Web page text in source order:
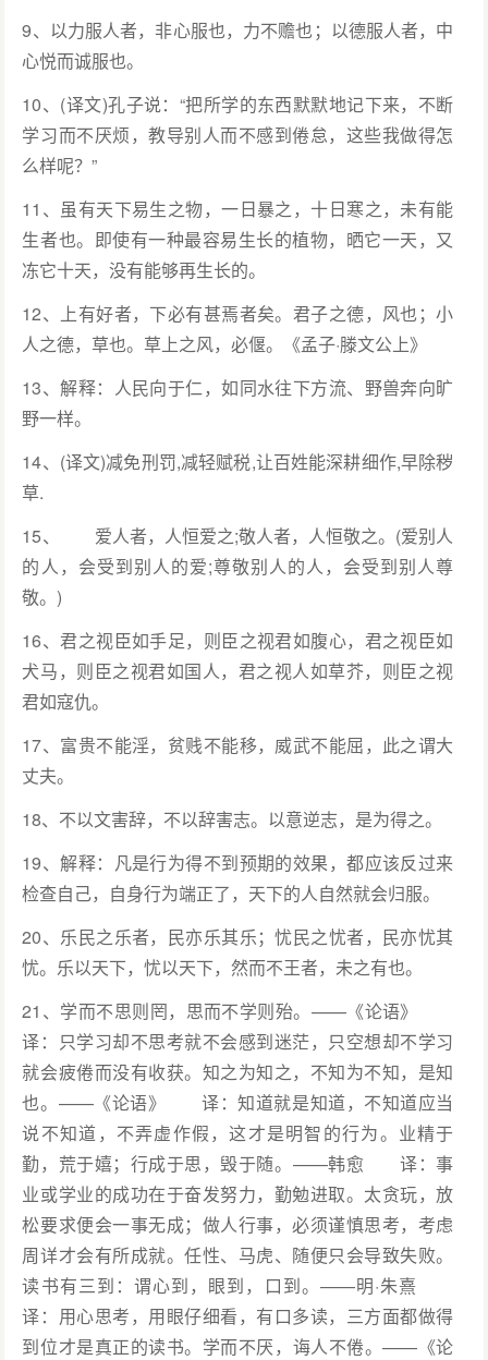
9、以力服人者，非心服也，力不赡也；以德服人者，中
心悦而诚服也。
10、(译文)孔子说：“把所学的东西默默地记下来，不断
学习而不厌烦，教导别人而不感到倦怠，这些我做得怎
么样呢？”
11、虽有天下易生之物，一日暴之，十日寒之，未有能
生者也。即使有一种最容易生长的植物，晒它一天，又
冻它十天，没有能够再生长的。
12、上有好者，下必有甚焉者矣。君子之德，风也；小
人之德，草也。草上之风，必偃。《孟子·滕文公上》
13、解释：人民向于仁，如同水往下方流、野兽奔向旷
野一样。
14、(译文)减免刑罚,减轻赋税,让百姓能深耕细作,早除秽
草.
15、 爱人者，人恒爱之;敬人者，人恒敬之。(爱别人
的人，会受到别人的爱;尊敬别人的人，会受到别人尊
敬。)
16、君之视臣如手足，则臣之视君如腹心，君之视臣如
犬马，则臣之视君如国人，君之视人如草芥，则臣之视
君如寇仇。
17、富贵不能淫，贫贱不能移，威武不能屈，此之谓大
丈夫。
18、不以文害辞，不以辞害志。以意逆志，是为得之。
19、解释：凡是行为得不到预期的效果，都应该反过来
检查自己，自身行为端正了，天下的人自然就会归服。
20、乐民之乐者，民亦乐其乐；忧民之忧者，民亦忧其
忧。乐以天下，忧以天下，然而不王者，未之有也。
21、学而不思则罔，思而不学则殆。——《论语》
译：只学习却不思考就不会感到迷茫，只空想却不学习
就会疲倦而没有收获。知之为知之，不知为不知，是知
也。——《论语》 译：知道就是知道，不知道应当
说不知道，不弄虚作假，这才是明智的行为。业精于
勤，荒于嬉；行成于思，毁于随。——韩愈 译：事
业或学业的成功在于奋发努力，勤勉进取。太贪玩，放
松要求便会一事无成；做人行事，必须谨慎思考，考虑
周详才会有所成就。任性、马虎、随便只会导致失败。
读书有三到：谓心到，眼到，口到。——明·朱熹
译：用心思考，用眼仔细看，有口多读，三方面都做得
到位才是真正的读书。学而不厌，诲人不倦。——《论